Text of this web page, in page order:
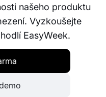
našeho produktu
Vyzkoušejte
EasyWeek.